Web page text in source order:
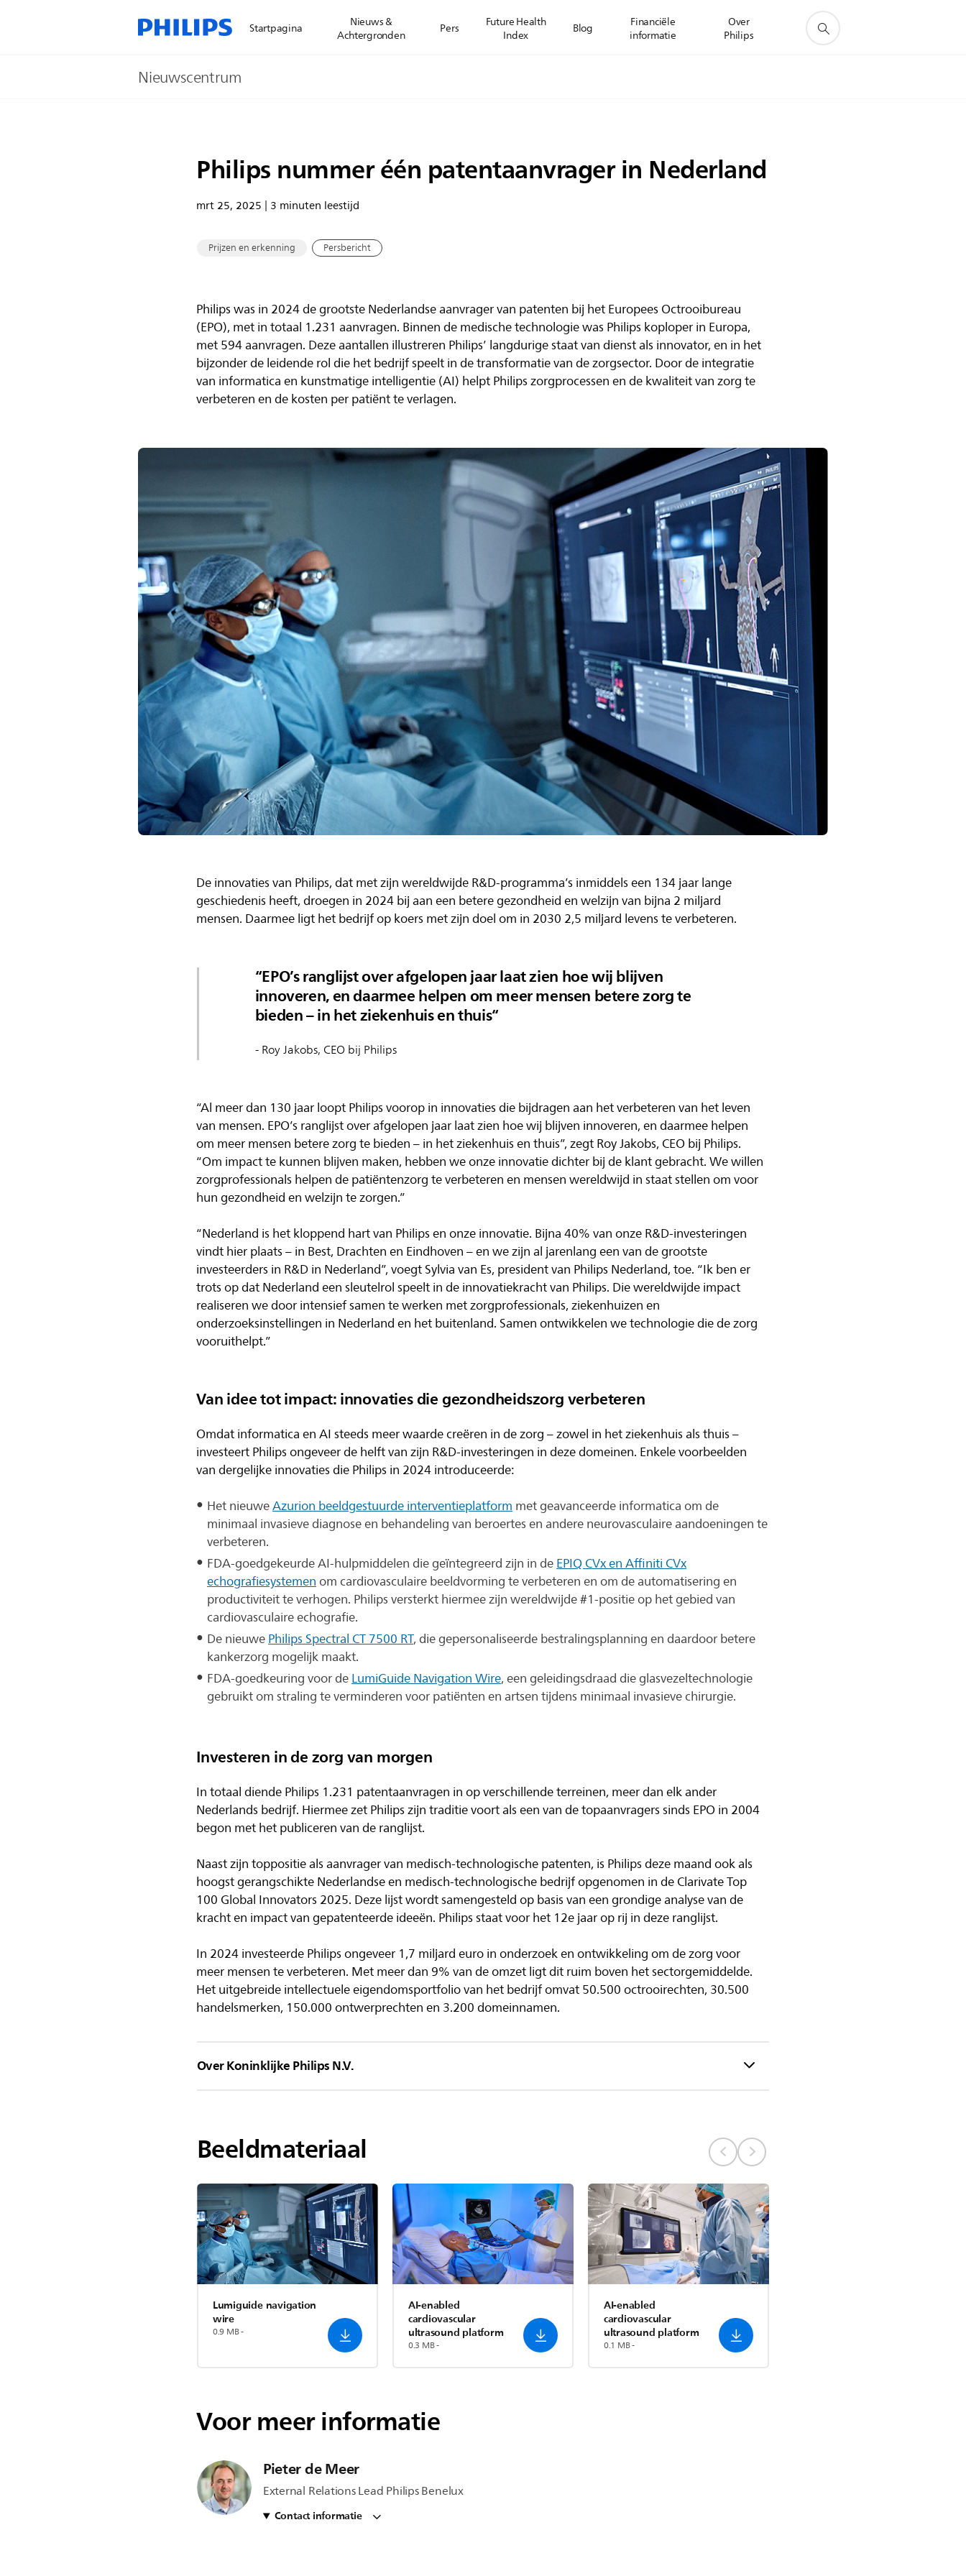
Startpagina
Nieuws &
Achtergronden
Pers
Future Health
Index
Blog
Financiële
informatie
Over
Philips
Nieuwscentrum
Philips nummer één patentaanvrager in Nederland
mrt 25, 2025 | 3 minuten leestijd
Prijzen en erkenning Persbericht
Philips was in 2024 de grootste Nederlandse aanvrager van patenten bij het Europees Octrooibureau
(EPO), met in totaal 1.231 aanvragen. Binnen de medische technologie was Philips koploper in Europa,
met 594 aanvragen. Deze aantallen illustreren Philips’ langdurige staat van dienst als innovator, en in het
bijzonder de leidende rol die het bedrijf speelt in de transformatie van de zorgsector. Door de integratie
van informatica en kunstmatige intelligentie (AI) helpt Philips zorgprocessen en de kwaliteit van zorg te
verbeteren en de kosten per patiënt te verlagen.
De innovaties van Philips, dat met zijn wereldwijde R&D-programma’s inmiddels een 134 jaar lange
geschiedenis heeft, droegen in 2024 bij aan een betere gezondheid en welzijn van bijna 2 miljard
mensen. Daarmee ligt het bedrijf op koers met zijn doel om in 2030 2,5 miljard levens te verbeteren.
EPO’s ranglijst over afgelopen jaar laat zien hoe wij blijven
innoveren, en daarmee helpen om meer mensen betere zorg te
bieden – in het ziekenhuis en thuis
- Roy Jakobs, CEO bij Philips
“Al meer dan 130 jaar loopt Philips voorop in innovaties die bijdragen aan het verbeteren van het leven
van mensen. EPO’s ranglijst over afgelopen jaar laat zien hoe wij blijven innoveren, en daarmee helpen
om meer mensen betere zorg te bieden – in het ziekenhuis en thuis”, zegt Roy Jakobs, CEO bij Philips.
“Om impact te kunnen blijven maken, hebben we onze innovatie dichter bij de klant gebracht. We willen
zorgprofessionals helpen de patiëntenzorg te verbeteren en mensen wereldwijd in staat stellen om voor
hun gezondheid en welzijn te zorgen.”
“Nederland is het kloppend hart van Philips en onze innovatie. Bijna 40% van onze R&D-investeringen
vindt hier plaats – in Best, Drachten en Eindhoven – en we zijn al jarenlang een van de grootste
investeerders in R&D in Nederland”, voegt Sylvia van Es, president van Philips Nederland, toe. “Ik ben er
trots op dat Nederland een sleutelrol speelt in de innovatiekracht van Philips. Die wereldwijde impact
realiseren we door intensief samen te werken met zorgprofessionals, ziekenhuizen en
onderzoeksinstellingen in Nederland en het buitenland. Samen ontwikkelen we technologie die de zorg
vooruithelpt.”
Van idee tot impact: innovaties die gezondheidszorg verbeteren
Omdat informatica en AI steeds meer waarde creëren in de zorg – zowel in het ziekenhuis als thuis –
investeert Philips ongeveer de helft van zijn R&D-investeringen in deze domeinen. Enkele voorbeelden
van dergelijke innovaties die Philips in 2024 introduceerde:
Het nieuweAzurion beeldgestuurde interventieplatformmet geavanceerde informatica om de
minimaal invasieve diagnose en behandeling van beroertes en andere neurovasculaire aandoeningen te
verbeteren.
FDA-goedgekeurde AI-hulpmiddelen die geïntegreerd zijn in deEPIQ CVx en Affiniti CVx
echografiesystemenom cardiovasculaire beeldvorming te verbeteren en om de automatisering en
productiviteit te verhogen. Philips versterkt hiermee zijn wereldwijde #1-positie op het gebied van
cardiovasculaire echografie.
De nieuwePhilips Spectral CT 7500 RT, die gepersonaliseerde bestralingsplanning en daardoor betere
kankerzorg mogelijk maakt.
FDA-goedkeuring voor deLumiGuide Navigation Wire, een geleidingsdraad die glasvezeltechnologie
gebruikt om straling te verminderen voor patiënten en artsen tijdens minimaal invasieve chirurgie.
Investeren in de zorg van morgen
In totaal diende Philips 1.231 patentaanvragen in op verschillende terreinen, meer dan elk ander
Nederlands bedrijf. Hiermee zet Philips zijn traditie voort als een van de topaanvragers sinds EPO in 2004
begon met het publiceren van de ranglijst.
Naast zijn toppositie als aanvrager van medisch-technologische patenten, is Philips deze maand ook als
hoogst gerangschikte Nederlandse en medisch-technologische bedrijf opgenomen in de Clarivate Top
100 Global Innovators 2025. Deze lijst wordt samengesteld op basis van een grondige analyse van de
kracht en impact van gepatenteerde ideeën. Philips staat voor het 12e jaar op rij in deze ranglijst.
In 2024 investeerde Philips ongeveer 1,7 miljard euro in onderzoek en ontwikkeling om de zorg voor
meer mensen te verbeteren. Met meer dan 9% van de omzet ligt dit ruim boven het sectorgemiddelde.
Het uitgebreide intellectuele eigendomsportfolio van het bedrijf omvat 50.500 octrooirechten, 30.500
handelsmerken, 150.000 ontwerprechten en 3.200 domeinnamen.
Over Koninklijke Philips N.V.
Beeldmateriaal
Lumiguide navigation
wire
0.9 MB -
AI-enabled
cardiovascular
ultrasound platform
0.3 MB -
AI-enabled
cardiovascular
ultrasound platform
0.1 MB -
Voor meer informatie
Pieter de Meer
External Relations Lead Philips Benelux
Contact informatie